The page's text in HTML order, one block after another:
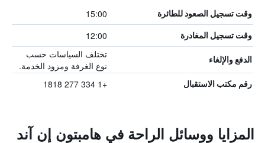
وقت تسجيل الصعود للطائرة 15:00
وقت تسجيل المغادرة 12:00
الدفع والإلغاء
تختلف السياسات حسب
نوع الغرفة ومزود الخدمة.
رقم مكتب الاستقبال +1 334 277 1818
المزايا ووسائل الراحة في هامبتون إن آند